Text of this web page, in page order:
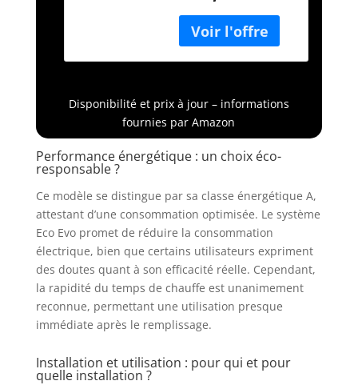
Thermostat
éléctronique
CoreTech, Conçu
et fabriqué pour
France
génération pour une
précision de chauffe
optimale Fonction
consommation afin
de réchauffer
volume d’eau utilisé,
jusqu’à 15 %
d’économies sur la
facture d’eau chaude
tout en maintenant
le même niveau de
confort Double
protection : Anode
magnésium pour
lutter contre la
résistance blindée
Disponibilité et prix à jour – informations
fournies par Amazon
Performance énergétique : un choix éco-
responsable ?
Ce modèle se distingue par sa classe énergétique A,
attestant d’une consommation optimisée. Le système
Eco Evo promet de réduire la consommation
électrique, bien que certains utilisateurs expriment
des doutes quant à son efficacité réelle. Cependant,
la rapidité du temps de chauffe est unanimement
reconnue, permettant une utilisation presque
immédiate après le remplissage.
Installation et utilisation : pour qui et pour
quelle installation ?